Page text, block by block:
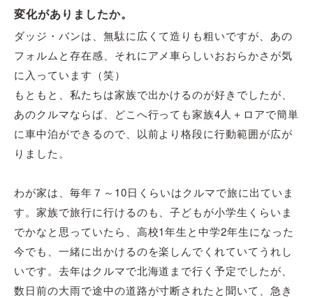
変化がありましたか。
ダッジ・バンは、無駄に広くて造りも粗いですが、あの
フォルムと存在感、それにアメ車らしいおおらかさが気
に入っています（笑）
もともと、私たちは家族で出かけるのが好きでしたが、
あのクルマならば、どこへ行っても家族4人＋ロアで簡単
に車中泊ができるので、以前より格段に行動範囲が広が
りました。
わが家は、毎年７～10日くらいはクルマで旅に出ていま
す。家族で旅行に行けるのも、子どもが小学生くらいま
でかなと思っていたら、高校1年生と中学2年生になった
今でも、一緒に出かけるのを楽しんでくれていてうれし
いです。去年はクルマで北海道まで行く予定でしたが、
数日前の大雨で途中の道路が寸断されたと聞いて、急き